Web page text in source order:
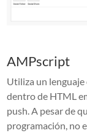
AMPscript
Utiliza un
dentro de HTML
push. A pesar de
programación, no